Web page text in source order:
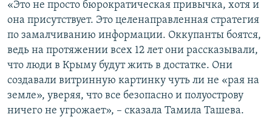
«Это не просто бюрократическая привычка, хотя и
она присутствует. Это целенаправленная стратегия
по замалчиванию информации. Оккупанты боятся,
ведь на протяжении всех 12 лет они рассказывали,
что люди в Крыму будут жить в достатке. Они
создавали витринную картинку чуть ли не «рая на
земле», уверяя, что все безопасно и полуострову
ничего не угрожает», – сказала Тамила Ташева.